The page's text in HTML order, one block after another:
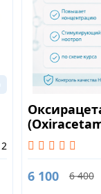
2
6 100 6 400